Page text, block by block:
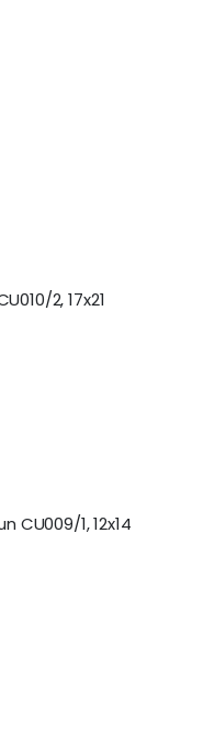
2, 17x21
CU009/1, 12x14